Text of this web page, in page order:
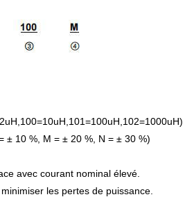
± 10 %, M = ± 20 %, N = ± 30 %)
avec courant nominal élevé.
les pertes de puissance.